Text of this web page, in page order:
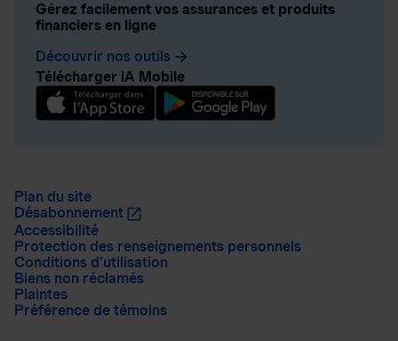
Gérez facilement vos assurances et produits
financiers en ligne
Découvrir nos outils arrow_forward
Télécharger iA Mobile
Plan du site
Désabonnement
Accessibilité
Protection des renseignements personnels
Conditions d’utilisation
Biens non réclamés
Plaintes
Préférence de témoins